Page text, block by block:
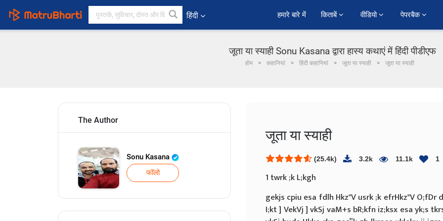
हिंदी हमारे बारे में किताबें वीडियो पेपरबैक
जूता या स्याही Sonu Kasana द्वारा हास्य कथाएं में हिंदी पीडीएफ
होम कहानियां हिंदी कहानियां जूता या स्याही जूता या स्याही
The Author
Sonu Kasana
फॉलो
जूता या स्याही
(25.4k) 3.2k 11.1k 1
1 twrk ;k L;kgh
gekjs cpiu esa fdlh Hkz"V usrk ;k efrHkz"V
I;kt ] VekVj ] vkSj vaM+s bR;kfn iz;ksx esa yk;s